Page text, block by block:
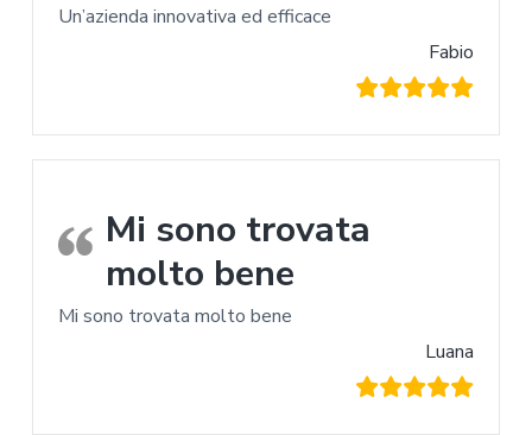
Un’azienda innovativa ed efficace
Fabio
Mi sono trovata
molto bene
Mi sono trovata molto bene
Luana